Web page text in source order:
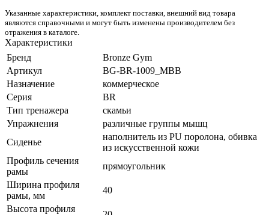
Указанные характеристики, комплект поставки, внешний вид товара
являются справочными и могут быть изменены производителем без
отражения в каталоге.
Характеристики
Бренд
Bronze Gym
Артикул
BG-BR-1009_MBB
Назначение
коммерческое
Серия
BR
Тип тренажера
скамьи
Упражнения
различные группы мышц
Сиденье
наполнитель из PU поролона, обивка
из искусственной кожи
Профиль сечения
рамы
прямоугольник
Ширина профиля
рамы, мм
40
Высота профиля